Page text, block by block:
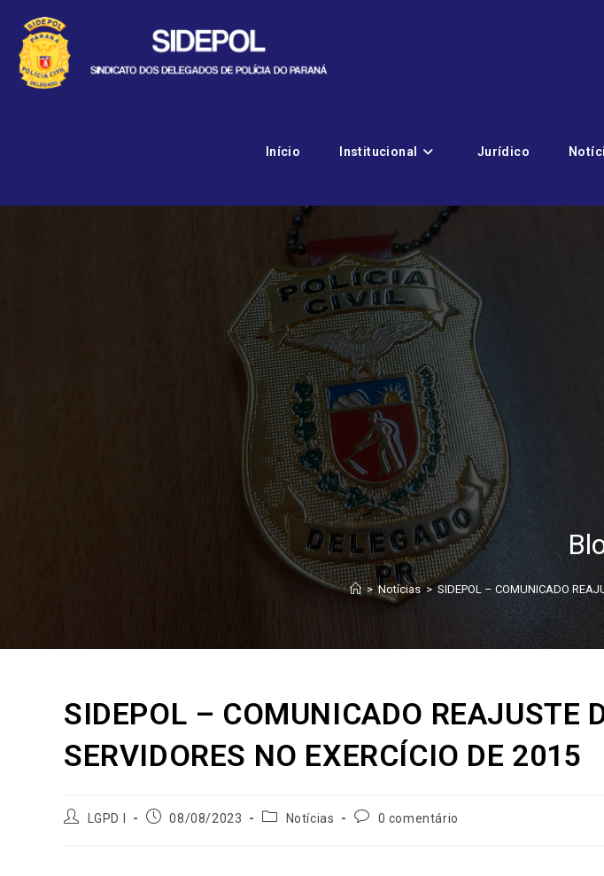
Início Institucional Jurídico
> Notícias > SIDEPOL – COMUNICADO
SIDEPOL – COMUNICADO REAJUSTE
SERVIDORES NO EXERCÍCIO DE 2015
LGPD l 08/08/2023 Notícias 0 comentário